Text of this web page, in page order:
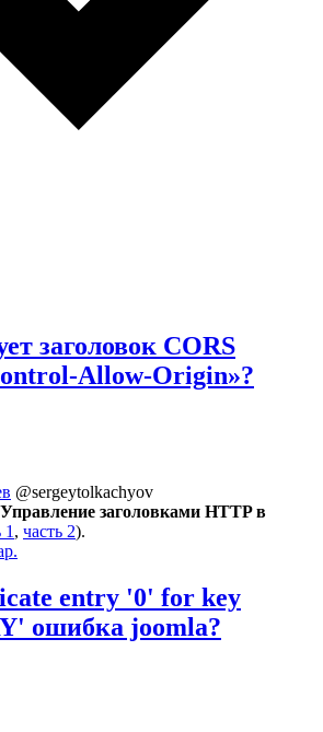
заголовок CORS
Allow-Origin»?
@sergeytolkachyov
Управление заголовками HTTP в
1 , часть 2).
entry '0' for key
ошибка joomla?